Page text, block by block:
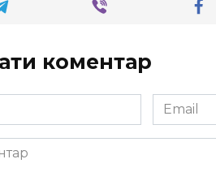
коментар
Email
*